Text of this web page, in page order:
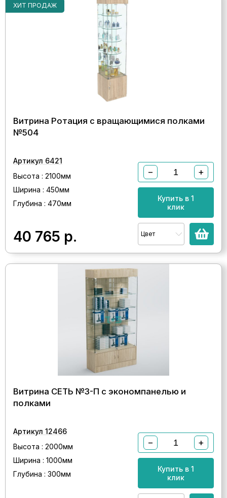
ХИТ ПРОДАЖ
Витрина Ротация с вращающимися полками
№504
Артикул 6421
Высота : 2100мм
Ширина : 450мм
Глубина : 470мм
40 765 р.
− +
Купить в 1
клик
Цвет
Витрина СЕТЬ №3-П с экономпанелью и
полками
Артикул 12466
Высота : 2000мм
Ширина : 1000мм
Глубина : 300мм
− +
Купить в 1
клик